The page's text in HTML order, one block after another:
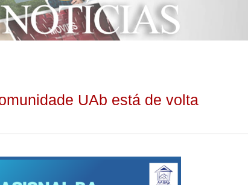
UAb está de volta